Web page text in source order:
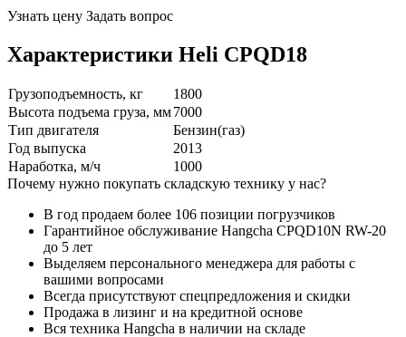
Узнать цену Задать вопрос
Характеристики Heli CPQD18
Грузоподъемность, кг
1800
Высота подъема груза, мм7000
Тип двигателя
Бензин(газ)
Год выпуска
2013
Наработка, м/ч
1000
Почему нужно покупать складскую технику у нас?
В год продаем более 106 позиции погрузчиков
Гарантийное обслуживание Hangcha CPQD10N RW-20
до 5 лет
Выделяем персонального менеджера для работы с
вашими вопросами
Всегда присутствуют спецпредложения и скидки
Продажа в лизинг и на кредитной основе
Вся техника Hangcha в наличии на складе